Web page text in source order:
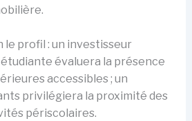
profil : un investisseur
évaluera la présence
accessibles ; un
privilégiera la proximité des
périscolaires.